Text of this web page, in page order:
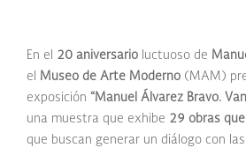
En el 20 aniversario luctuoso de
el Museo de Arte Moderno (MAM)
exposición “Manuel Álvarez Bravo.
una muestra que exhibe 29 obras
que buscan generar un diálogo con